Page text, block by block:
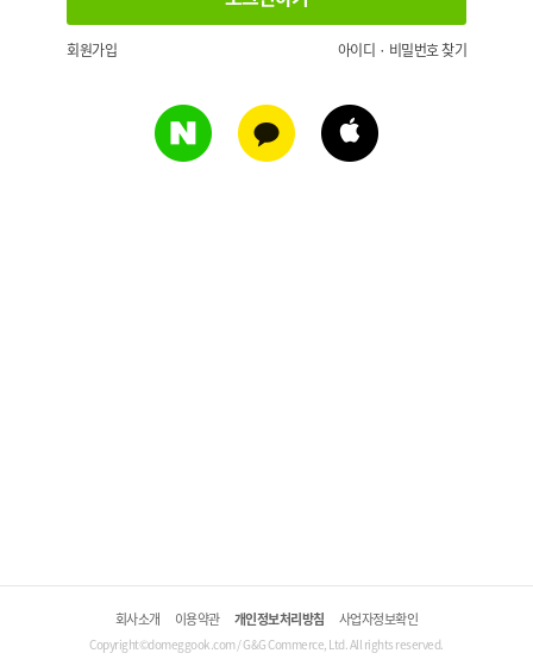
회원가입 아이디 · 비밀번호 찾기
회사소개 이용약관 개인정보처리방침 사업자정보확인
Copyright©domeggook.com / G&G Commerce, Ltd. All rights reserved.